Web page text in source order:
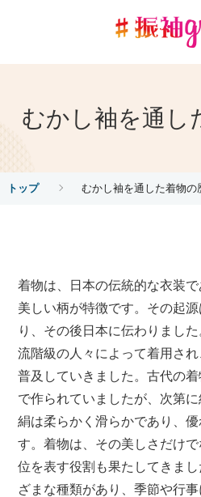
むかし袖を通し
トップ むかし袖を通した着物の
着物は、日本の伝統的な衣装
美しい柄が特徴です。その起
り、その後日本に伝わりまし
流階級の人々によって着用さ
普及していきました。古代の
で作られていましたが、次第に
絹は柔らかく滑らかであり、
す。着物は、その美しさだけ
位を表す役割も果たしてきま
ざまな種類があり、季節や行